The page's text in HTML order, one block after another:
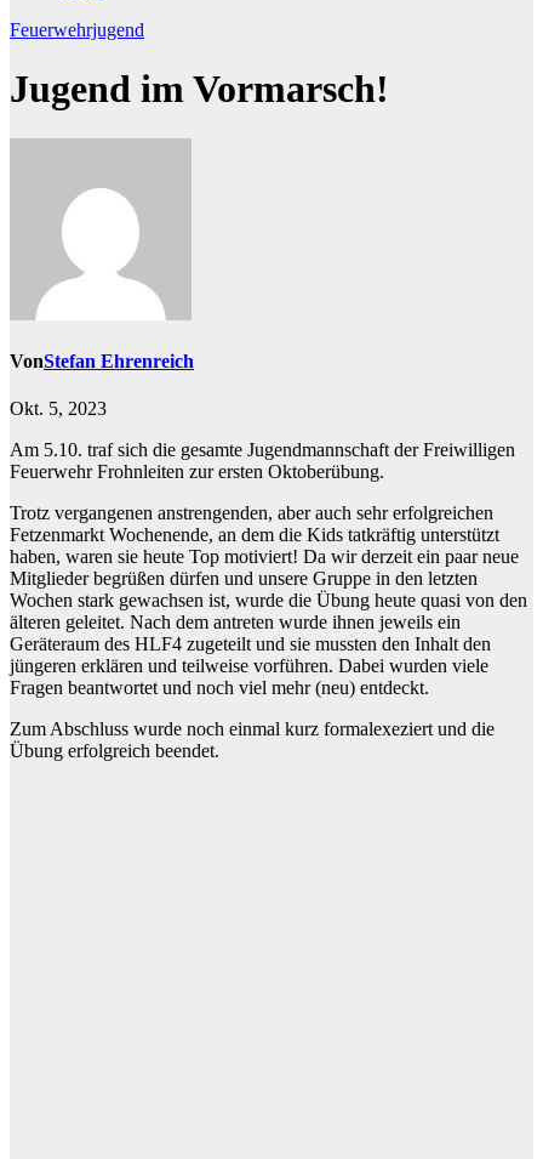
Feuerwehrjugend
Jugend im Vormarsch!
VonStefan Ehrenreich
Okt. 5, 2023
Am 5.10. traf sich die gesamte Jugendmannschaft der Freiwilligen
Feuerwehr Frohnleiten zur ersten Oktoberübung.
Trotz vergangenen anstrengenden, aber auch sehr erfolgreichen
Fetzenmarkt Wochenende, an dem die Kids tatkräftig unterstützt
haben, waren sie heute Top motiviert! Da wir derzeit ein paar neue
Mitglieder begrüßen dürfen und unsere Gruppe in den letzten
Wochen stark gewachsen ist, wurde die Übung heute quasi von den
älteren geleitet. Nach dem antreten wurde ihnen jeweils ein
Geräteraum des HLF4 zugeteilt und sie mussten den Inhalt den
jüngeren erklären und teilweise vorführen. Dabei wurden viele
Fragen beantwortet und noch viel mehr (neu) entdeckt.
Zum Abschluss wurde noch einmal kurz formalexeziert und die
Übung erfolgreich beendet.